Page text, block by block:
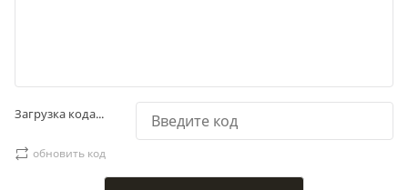
Загрузка кода...
обновить код